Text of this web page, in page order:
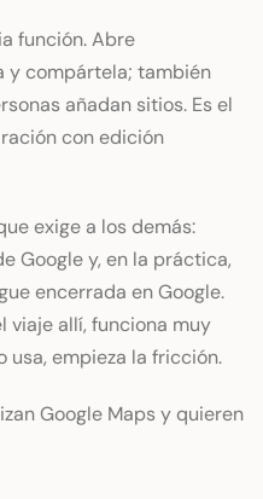
función. Abre
y compártela; también
añadan sitios. Es el
con edición
exige a los demás:
Google y, en la práctica,
encerrada en Google.
viaje allí, funciona muy
usa, empieza la fricción.
Google Maps y quieren